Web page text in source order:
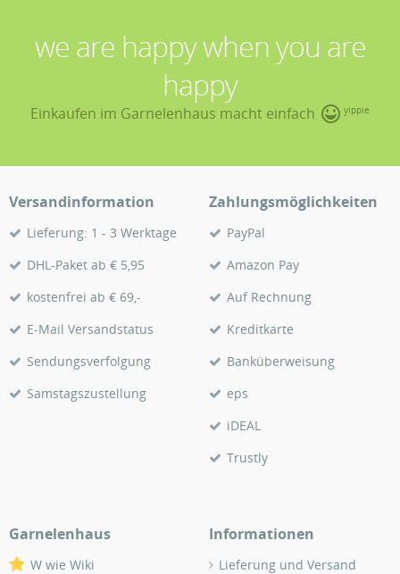
we are happy when you are
happy
Einkaufen im Garnelenhaus macht einfach yippie
Versandinformation
Lieferung: 1 - 3 Werktage
DHL-Paket ab € 5,95
kostenfrei ab € 69,-
E-Mail Versandstatus
Sendungsverfolgung
Samstagszustellung
Zahlungsmöglichkeiten
PayPal
Amazon Pay
Auf Rechnung
Kreditkarte
Banküberweisung
eps
iDEAL
Trustly
Garnelenhaus
W wie Wiki
Informationen
Lieferung und Versand